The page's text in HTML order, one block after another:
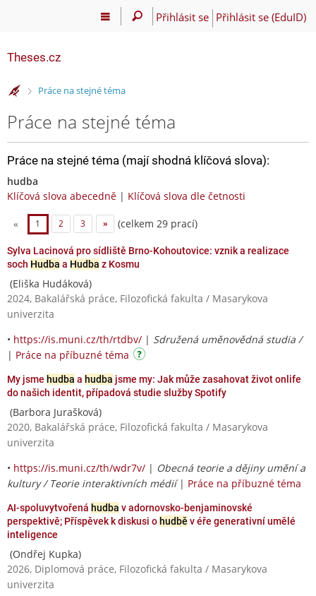
Přihlásit se Přihlásit se (EduID)
Theses.cz
>Práce na stejné téma
Práce na stejné téma
Práce na stejné téma (mají shodná klíčová slova):
hudba
Klíčová slova abecedně | Klíčová slova dle četnosti
« 1 2 3 » (celkem 29 prací)
Sylva Lacinová pro sídliště Brno-Kohoutovice: vznik a realizace
soch Hudba a Hudba z Kosmu
(Eliška Hudáková)
2024, Bakalářská práce, Filozofická fakulta / Masarykova
univerzita
• https://is.muni.cz/th/rtdbv/ | Sdružená uměnovědná studia /
| Práce na příbuzné téma
My jsme hudba a hudba jsme my: Jak může zasahovat život onlife
do našich identit, případová studie služby Spotify
(Barbora Jurašková)
2020, Bakalářská práce, Filozofická fakulta / Masarykova
univerzita
• https://is.muni.cz/th/wdr7v/ | Obecná teorie a dějiny umění a
kultury / Teorie interaktivních médií| Práce na příbuzné téma
AI-spoluvytvořená hudba v adornovsko-benjaminovské
perspektivě; Příspěvek k diskusi o hudbě v éře generativní umělé
inteligence
(Ondřej Kupka)
2026, Diplomová práce, Filozofická fakulta / Masarykova
univerzita